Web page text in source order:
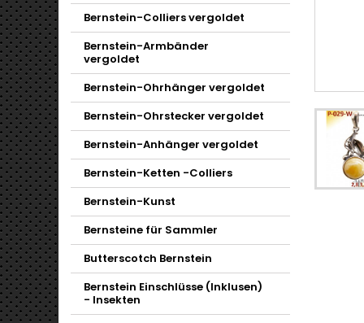
Bernstein-Colliers vergoldet
Bernstein-Armbänder
vergoldet
Bernstein-Ohrhänger vergoldet
Bernstein-Ohrstecker vergoldet
Bernstein-Anhänger vergoldet
Bernstein-Ketten -Colliers
Bernstein-Kunst
Bernsteine für Sammler
Butterscotch Bernstein
Bernstein Einschlüsse (Inklusen)
- Insekten